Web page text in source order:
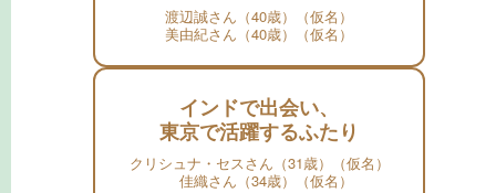
渡辺誠さん（40歳）（仮名）
美由紀さん（40歳）（仮名）
インドで出会い、
東京で活躍するふたり
クリシュナ・セスさん（31歳）（仮名）
佳織さん（34歳）（仮名）